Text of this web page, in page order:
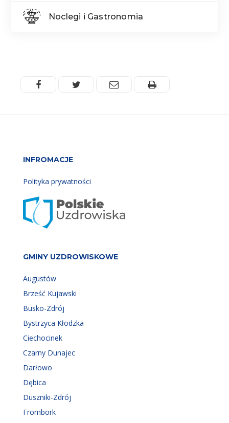
Noclegi i Gastronomia
FacebookTwitter Email Drukuj
INFROMACJE
Polityka prywatności
GMINY UZDROWISKOWE
Augustów
Brześć Kujawski
Busko-Zdrój
Bystrzyca Kłodzka
Ciechocinek
Czarny Dunajec
Darłowo
Dębica
Duszniki-Zdrój
Frombork